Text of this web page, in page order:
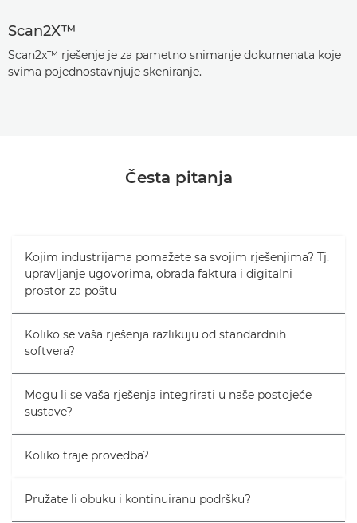
Scan2X™
Scan2x™ rješenje je za pametno snimanje dokumenata koje
svima pojednostavnjuje skeniranje.
Česta pitanja
Kojim industrijama pomažete sa svojim rješenjima? Tj.
upravljanje ugovorima, obrada faktura i digitalni
prostor za poštu
Koliko se vaša rješenja razlikuju od standardnih
softvera?
Mogu li se vaša rješenja integrirati u naše postojeće
sustave?
Koliko traje provedba?
Pružate li obuku i kontinuiranu podršku?